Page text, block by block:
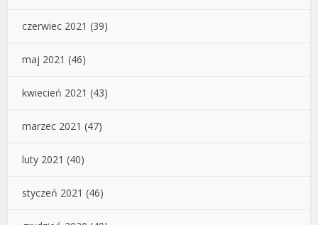
czerwiec 2021 (39)
maj 2021 (46)
kwiecień 2021 (43)
marzec 2021 (47)
luty 2021 (40)
styczeń 2021 (46)